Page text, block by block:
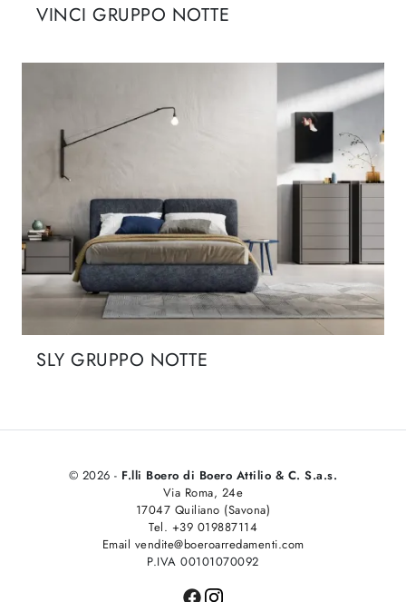
VINCI GRUPPO NOTTE
SLY GRUPPO NOTTE
© 2026 - F.lli Boero di Boero Attilio & C. S.a.s.
Via Roma, 24e
17047 Quiliano (Savona)
Tel. +39 019887114
Email vendite@boeroarredamenti.com
P.IVA 00101070092